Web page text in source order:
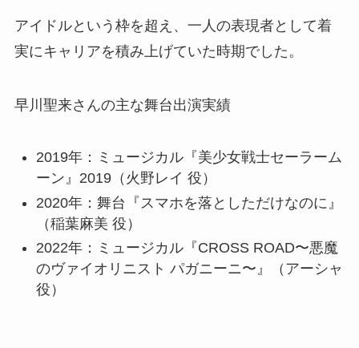
アイドルという枠を超え、一人の表現者として着
実にキャリアを積み上げていた時期でした。
早川聖来さんの主な舞台出演実績
2019年：ミュージカル『美少女戦士セーラーム
ーン』2019（火野レイ 役）
2020年：舞台『スマホを落としただけなのに』
（稲葉麻美 役）
2022年：ミュージカル『CROSS ROAD〜悪魔
のヴァイオリニスト パガニーニ〜』（アーシャ
役）